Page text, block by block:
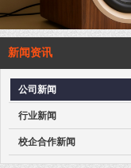
新闻资讯
公司新闻
行业新闻
校企合作新闻